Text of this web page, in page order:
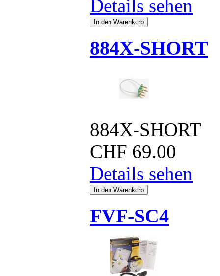
Details sehen
884X-SHORT
884X-SHORT
CHF 69.00
Details sehen
FVF-SC4